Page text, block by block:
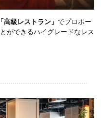
「高級レストラン」 でプロポー
ができるハイグレードなレス